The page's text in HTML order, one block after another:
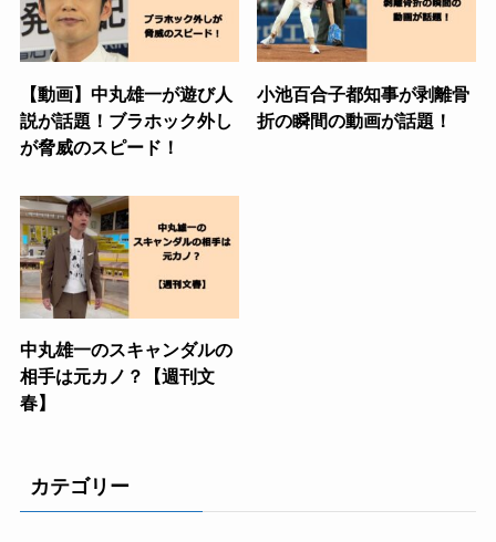
【動画】中丸雄一が遊び人
説が話題！ブラホック外し
が脅威のスピード！
小池百合子都知事が剥離骨
折の瞬間の動画が話題！
中丸雄一のスキャンダルの
相手は元カノ？【週刊文
春】
カテゴリー